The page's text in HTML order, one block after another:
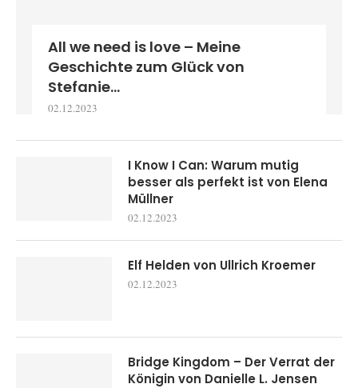
All we need is love – Meine
Geschichte zum Glück von
Stefanie...
02.12.2023
I Know I Can: Warum mutig
besser als perfekt ist von Elena
Müllner
02.12.2023
Elf Helden von Ullrich Kroemer
02.12.2023
Bridge Kingdom – Der Verrat der
Königin von Danielle L. Jensen